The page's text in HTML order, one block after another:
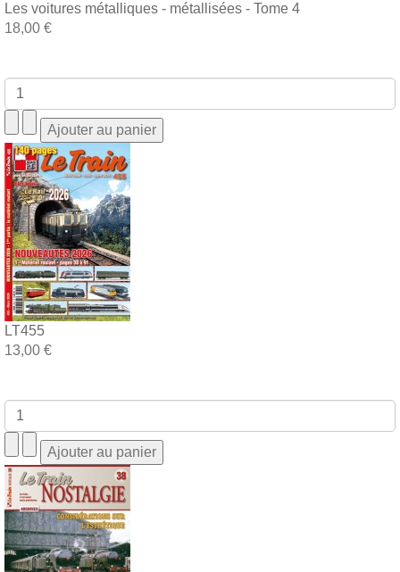
Les voitures métalliques - métallisées - Tome 4
18,00 €
LT455
13,00 €